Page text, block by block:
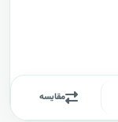
مقایسه